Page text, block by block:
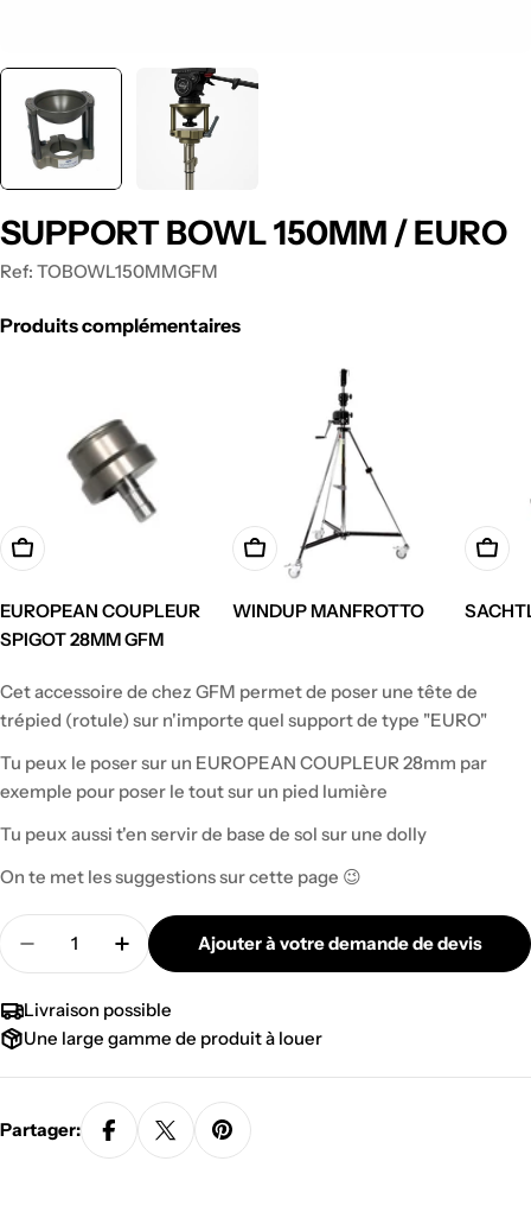
SUPPORT BOWL 150MM / EURO
Ref: TOBOWL150MMGFM
Produits complémentaires
EUROPEAN COUPLEUR
SPIGOT 28MM GFM
régulier
WINDUP MANFROTTO
régulier
régulier
Cet accessoire de chez GFM permet de poser une tête de
trépied (rotule) sur n'importe quel support de type "EURO"
Tu peux le poser sur un EUROPEAN COUPLEUR 28mm par
exemple pour poser le tout sur un pied lumière
Tu peux aussi t'en servir de base de sol sur une dolly
On te met les suggestions sur cette page 😉
Quantité
Diminuer la quantité pour SUPPORT BOWL
Augmenter la quantité pour SUPPORT
Ajouter à votre demande de devis
Livraison possible
Une large gamme de produit à louer
Partager: